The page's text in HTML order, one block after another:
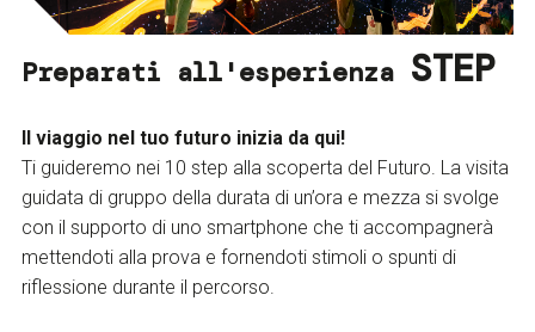
Preparati all'esperienza STEP
Il viaggio nel tuo futuro inizia da qui!
Ti guideremo nei 10 step alla scoperta del Futuro. La visita
guidata di gruppo della durata di un’ora e mezza si svolge
con il supporto di uno smartphone che ti accompagnerà
mettendoti alla prova e fornendoti stimoli o spunti di
riflessione durante il percorso.